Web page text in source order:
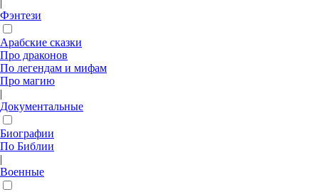
|
Фэнтези
Арабские сказки
Про драконов
По легендам и мифам
Про магию
|
Документальные
Биографии
По Библии
|
Военные